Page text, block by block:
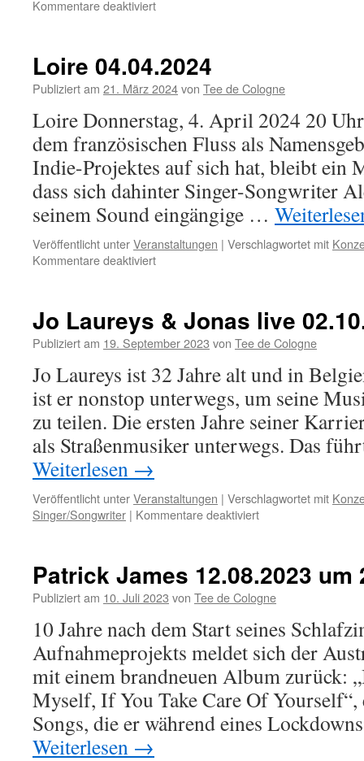
Kommentare deaktiviertfür
Sisters
–
Mai
2024
Loire 04.04.2024
Publiziert am 21. März 2024von Tee de Cologne
Loire Donnerstag, 4. April 2024 20
dem französischen Fluss als
Indie-Projektes auf sich hat, bleibt ein
dass sich dahinter Singer-Songwriter
seinem Sound eingängige …
Veröffentlicht unterVeranstaltungen | Verschlagwortet mit
Kommentare deaktiviertfür
Jo Laureys & Jonas live
Publiziert am 19. September 2023 von Tee de Cologne
Jo Laureys ist 32 Jahre alt und in
ist er nonstop unterwegs, um seine
zu teilen. Die ersten Jahre seiner
als Straßenmusiker unterwegs. Das
Weiterlesen →
Veröffentlicht unterVeranstaltungen | Verschlagwortet mit
Singer/Songwriter | Kommentare deaktiviertfür
Jonas
live
um
20
Uhr
Patrick James 12.08.2023 um
Publiziert am 10. Juli 2023 von Tee de Cologne
10 Jahre nach dem Start seines
Aufnahmeprojekts meldet sich der
mit einem brandneuen Album zurück:
Myself, If You Take Care Of
Songs, die er während eines
Weiterlesen →